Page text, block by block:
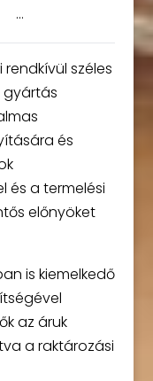
…
széles
gyártás
és
és a termelési
előnyöket
is kiemelkedő
az áruk
a raktározási